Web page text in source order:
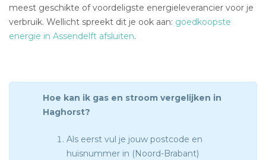
meest geschikte of voordeligste energieleverancier voor je
verbruik. Wellicht spreekt dit je ook aan: goedkoopste
energie in Assendelft afsluiten.
Hoe kan ik gas en stroom vergelijken in
Haghorst?
Als eerst vul je jouw postcode en
huisnummer in (Noord-Brabant)